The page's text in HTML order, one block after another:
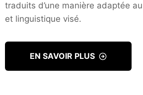
traduits d’une manière adaptée
et linguistique visé.
EN SAVOIR PLUS